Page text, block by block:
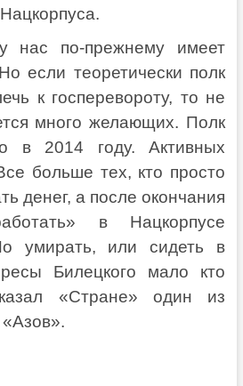
нас по-прежнему имеет
если теоретически полк
к госперевороту, то не
много желающих. Полк
в 2014 году. Активных
больше тех, кто просто
денег, а после окончания
в Нацкорпусе
умирать, или сидеть в
Билецкого мало кто
«Стране» один из